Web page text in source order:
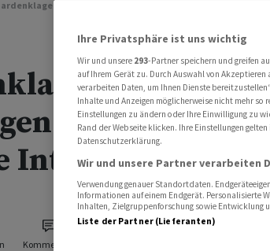
gegen Google wegen Daten für Künstliche
gegen
Daten für
Intelligenz
Kommentare
Ihre Privatsphäre ist uns wichtig
Wir und unsere 293-Partner speichern und greifen
auf Ihrem Gerät zu. Durch Auswahl von
verarbeiten Daten, um Ihnen Dienste
Inhalte und Anzeigen möglicherweise nicht mehr so
Einstellungen zu ändern oder Ihre Einwilligung zu
Rand der Webseite klicken. Ihre Einstellungen
Datenschutzerklärung.
Wir und unsere Partner verarbeiten
Verwendung genauer Standortdaten.
Informationen auf einem Endgerät. Personalisierte
Inhalten, Zielgruppenforschung sowie Entwicklung
Liste der Partner (Lieferanten)